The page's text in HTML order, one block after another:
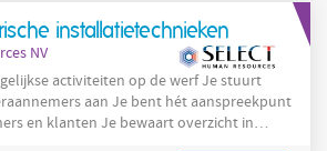
enkele operationele taken uit: Scannen en uitsorteren van
installatietechnieken
NV
activiteiten op de werf Je stuurt
Je bent hét aanspreekpunt
bewaart overzicht in